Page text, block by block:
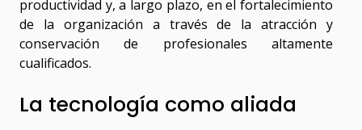
productividad y, a largo plazo, en el fortalecimiento
de la organización a través de la atracción y
conservación de profesionales altamente
cualificados.
La tecnología como aliada